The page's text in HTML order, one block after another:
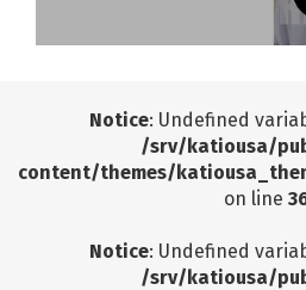
Notice: Undefined
/srv/katiousa/
content/themes/
on line
Notice: Undefined
/srv/katiousa/